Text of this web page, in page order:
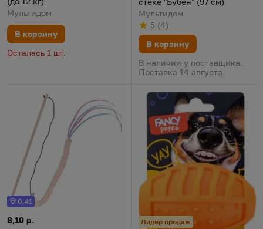
Мультидом
В корзину
Осталась 1 шт.
Мультидом
Рейтинг
5
из 5 (
по результату
4
голосов)
В корзину
В наличии у поставщика.
Поставка 14 августа
Бонус
0,41
Дразнилка для кошек на стеке "Змейка" (130 см)
Цена:
8,10 р.
Лидер продаж